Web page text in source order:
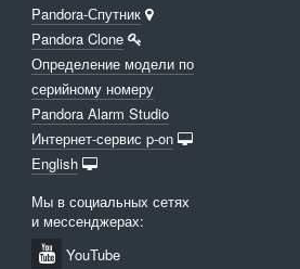
Pandora-Спутник
Pandora Clone
Определение модели по
серийному номеру
Pandora Alarm Studio
Интернет-сервис p-on
English
Мы в социальных сетях
и мессенджерах:
YouTube